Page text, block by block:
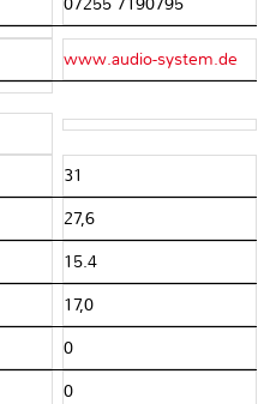
07255 7190795
www.audio-system.de
31
27,6
15.4
17,0
0
0